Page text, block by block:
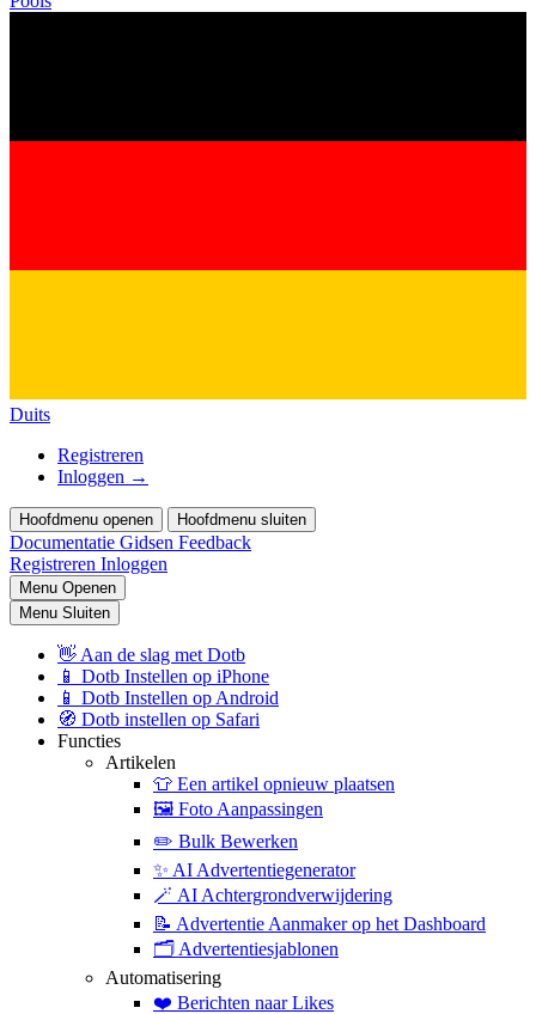
Duits
Registreren
Inloggen →
Hoofdmenu openen Hoofdmenu sluiten
Documentatie Gidsen Feedback
Registreren Inloggen
Menu Openen
Menu Sluiten
👋 Aan de slag met Dotb
📱 Dotb Instellen op iPhone
📱 Dotb Instellen op Android
🧭 Dotb instellen op Safari
Functies
Artikelen
👕 Een artikel opnieuw plaatsen
🖼️ Foto Aanpassingen
✏️ Bulk Bewerken
✨ AI Advertentiegenerator
🪄 AI Achtergrondverwijdering
📝 Advertentie Aanmaker op het Dashboard
🗂️ Advertentiesjablonen
Automatisering
❤️ Berichten naar Likes